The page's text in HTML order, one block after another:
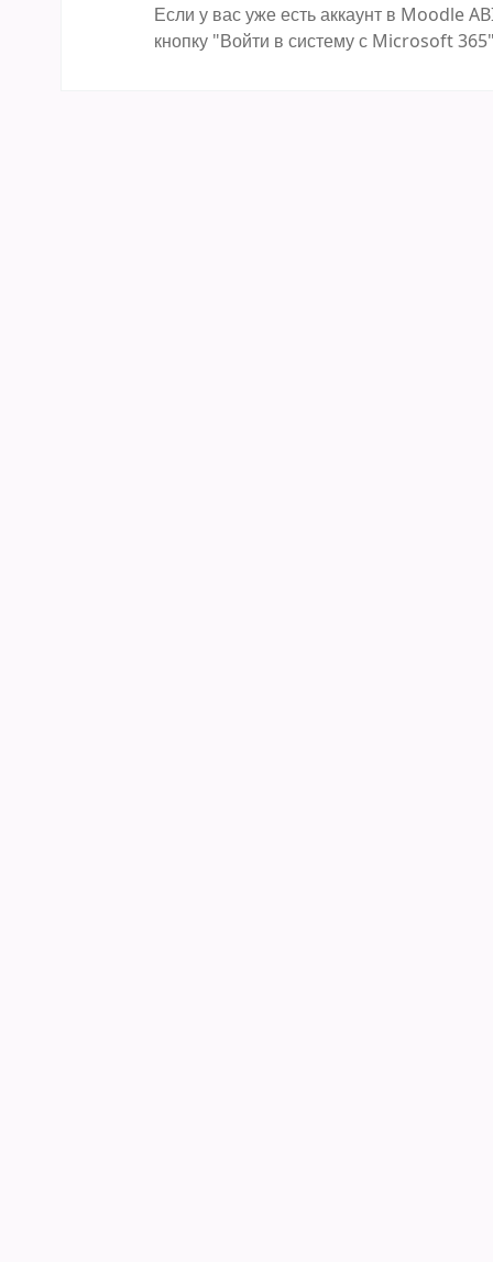
Если у вас уже есть аккаунт в Moodle
кнопку "Войти в систему с Microsoft